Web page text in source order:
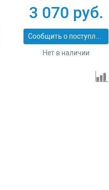
3 070 руб.
Сообщить о поступлении
Нет в наличии